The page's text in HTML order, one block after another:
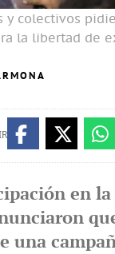
y colectivos
la libertad de
en
una